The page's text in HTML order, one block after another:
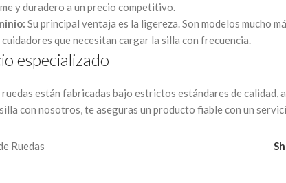
y duradero a un precio competitivo.
Su principal ventaja es la ligereza. Son modelos mucho
que necesitan cargar la silla con frecuencia.
especializado
están fabricadas bajo estrictos estándares de calidad,
con nosotros, te aseguras un producto fiable con un
Ruedas